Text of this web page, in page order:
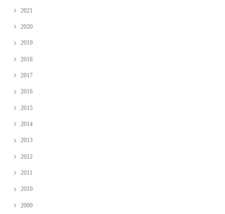
2021
2020
2019
2018
2017
2016
2015
2014
2013
2012
2011
2010
2009